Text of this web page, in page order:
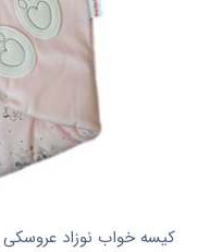
کیسه خواب نوزاد عروسکی